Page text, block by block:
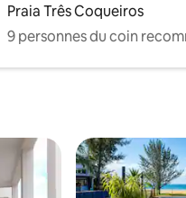
Praia Três Coqueiros
9 personnes du coin